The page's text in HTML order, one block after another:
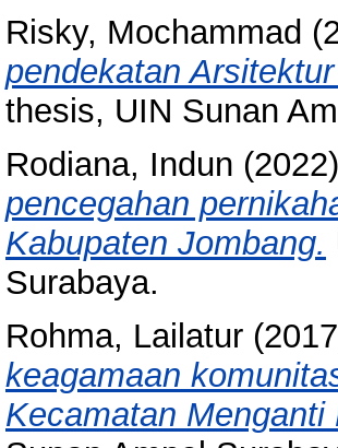
Risky, Mochammad
pendekatan
thesis, UIN Sunan
Rodiana, Indun (2022)
pencegahan
Kabupaten Jombang.
Surabaya.
Rohma, Lailatur
keagamaan
Kecamatan